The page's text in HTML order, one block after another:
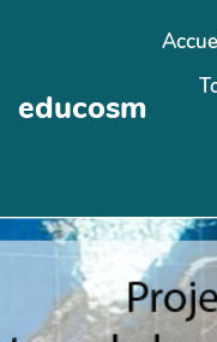
Aller au contenu
educosm